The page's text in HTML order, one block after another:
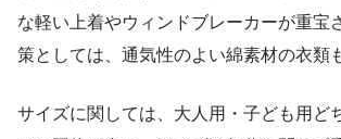
な軽い上着やウィンドブレーカーが重宝
策としては、通気性のよい綿素材の衣類
サイズに関しては、大人用・子ども用ど